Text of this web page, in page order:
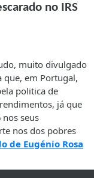
no IRS
muito divulgado
que, em Portugal,
politica de
já que
seus
nos dos pobres
de Eugénio Rosa